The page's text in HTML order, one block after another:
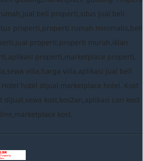
beli properti,situs jual beli
properti,properti rumah minimalis,beli
properti,properti murah,iklan
properti,marketplace properti.
villa,harga villa,aplikasi jual beli
hotel dijual,marketplace hotel. Kost
dijual,sewa kost,kos2an,aplikasi cari kost
kost.